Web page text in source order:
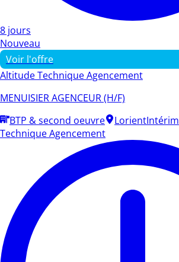
8 jours
Nouveau
Voir l'offre
Altitude Technique Agencement
MENUISIER AGENCEUR (H/F)
BTP & second oeuvre
LorientIntérim
Technique Agencement